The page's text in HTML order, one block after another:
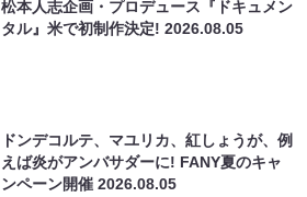
松本人志企画・プロデュース『ドキュメン
タル』米で初制作決定!2026.08.05
ドンデコルテ、マユリカ、紅しょうが、例
えば炎がアンバサダーに! FANY夏のキャ
ンペーン開催2026.08.05